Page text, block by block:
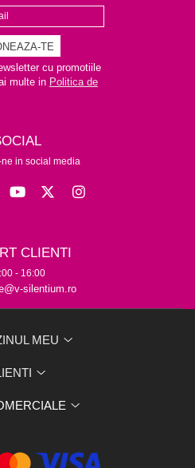
cu promotiile
multe in Politica de
in social media
CLIENTI
- 16:00
silentium.ro
MEU